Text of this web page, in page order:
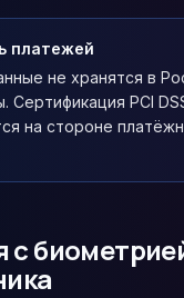
платежей
не хранятся в
Сертификация PCI
на стороне
с